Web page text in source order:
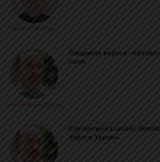
Богдан Козійчук
Михайло Цимбалюк
Завдання ворога -
існує
Стрілянина в школі,
зброї в Україні